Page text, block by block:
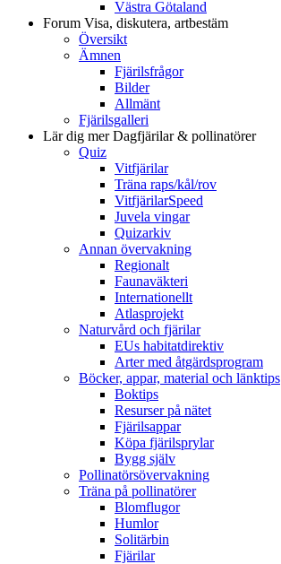
Västra Götaland
Forum Visa, diskutera, artbestäm
Översikt
Ämnen
Fjärilsfrågor
Bilder
Allmänt
Fjärilsgalleri
Lär dig merDagfjärilar & pollinatörer
Quiz
Vitfjärilar
Träna raps/kål/rov
VitfjärilarSpeed
Juvela vingar
Quizarkiv
Annan övervakning
Regionalt
Faunaväkteri
Internationellt
Atlasprojekt
Naturvård och fjärilar
EUs habitatdirektiv
Arter med åtgärdsprogram
Böcker, appar, material och länktips
Boktips
Resurser på nätet
Fjärilsappar
Köpa fjärilsprylar
Bygg själv
Pollinatörsövervakning
Träna på pollinatörer
Blomflugor
Humlor
Solitärbin
Fjärilar